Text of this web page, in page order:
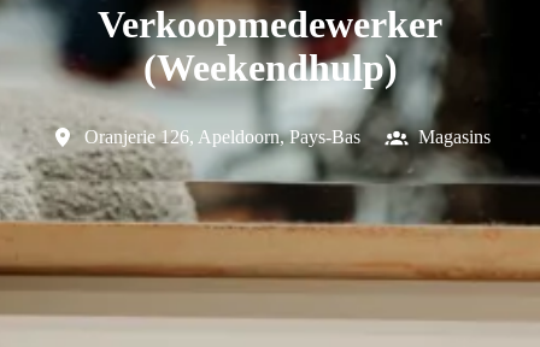
Verkoopmedewerker
(Weekendhulp)
Oranjerie 126, Apeldoorn, Pays-Bas Magasins